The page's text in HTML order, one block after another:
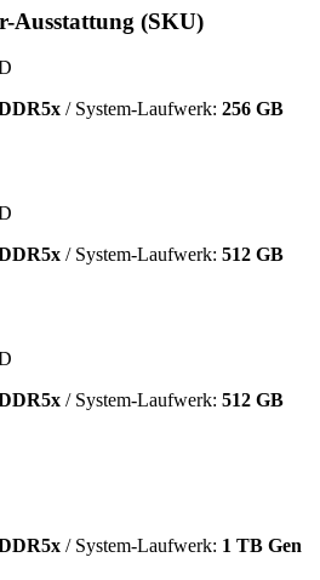
Ausstattung (SKU)
/ System-Laufwerk: 256 GB
/ System-Laufwerk: 512 GB
/ System-Laufwerk: 512 GB
/ System-Laufwerk: 1 TB Gen